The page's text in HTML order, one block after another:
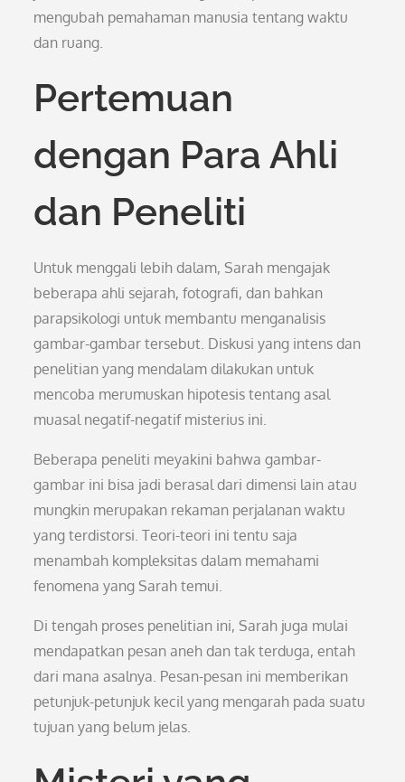
mengubah pemahaman manusia tentang waktu
dan ruang.
Pertemuan
dengan Para Ahli
dan Peneliti
Untuk menggali lebih dalam, Sarah mengajak
beberapa ahli sejarah, fotografi, dan bahkan
parapsikologi untuk membantu menganalisis
gambar-gambar tersebut. Diskusi yang intens dan
penelitian yang mendalam dilakukan untuk
mencoba merumuskan hipotesis tentang asal
muasal negatif-negatif misterius ini.
Beberapa peneliti meyakini bahwa gambar-
gambar ini bisa jadi berasal dari dimensi lain atau
mungkin merupakan rekaman perjalanan waktu
yang terdistorsi. Teori-teori ini tentu saja
menambah kompleksitas dalam memahami
fenomena yang Sarah temui.
Di tengah proses penelitian ini, Sarah juga mulai
mendapatkan pesan aneh dan tak terduga, entah
dari mana asalnya. Pesan-pesan ini memberikan
petunjuk-petunjuk kecil yang mengarah pada suatu
tujuan yang belum jelas.